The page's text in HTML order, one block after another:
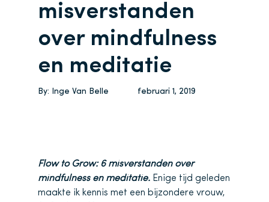
misverstanden
over mindfulness
en meditatie
By: Inge Van Belle februari 1, 2019
Flow to Grow: 6 misverstanden over
mindfulness en meditatie. Enige tijd geleden
maakte ik kennis met een bijzondere vrouw,